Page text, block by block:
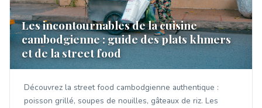
Les incontournables de la cuisine
cambodgienne : guide des plats khmers
et de la street food
Découvrez la street food cambodgienne authentique :
poisson grillé, soupes de nouilles, gâteaux de riz. Les